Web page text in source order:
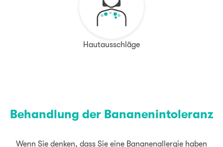
Hautausschläge
Behandlung der Bananenintoleranz
Wenn Sie denken, dass Sie eine Bananenallergie haben